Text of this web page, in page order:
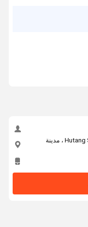
Hutang Science & Technology Industrial Park A2 ، مدينة